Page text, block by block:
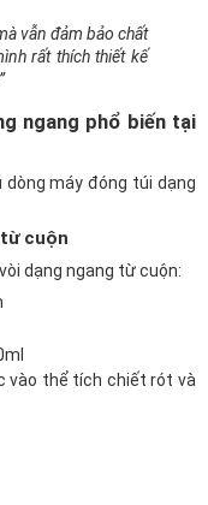
vẫn đảm bảo chất
rất thích thiết kế
ngang phổ biến tại
máy đóng túi dạng
cuộn
dạng ngang từ cuộn:
vào thể tích chiết rót và